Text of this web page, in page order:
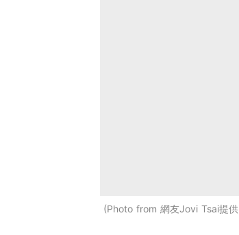
Photo from 網友Jovi Tsai提供